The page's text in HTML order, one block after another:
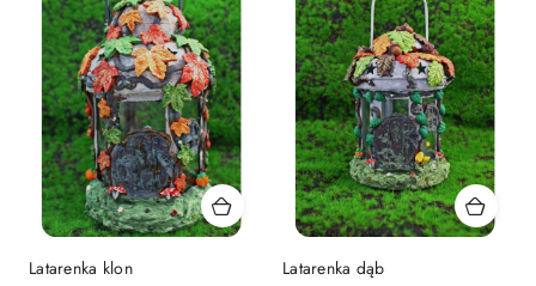
Latarenka klon Latarenka dąb